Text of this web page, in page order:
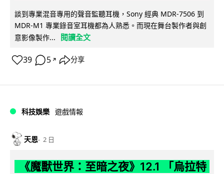
談到專業混音專用的聲音監聽耳機，Sony 經典 MDR-7506 到
MDR-M1 專業錄音室耳機都為人熟悉。而現在舞台製作者與創
意影像製作...
閱讀全文
39 5 ↗ 分享
科技娛樂 遊戲情報
天恩 2 日
《魔獸世界：至暗之夜》12.1 「烏拉特